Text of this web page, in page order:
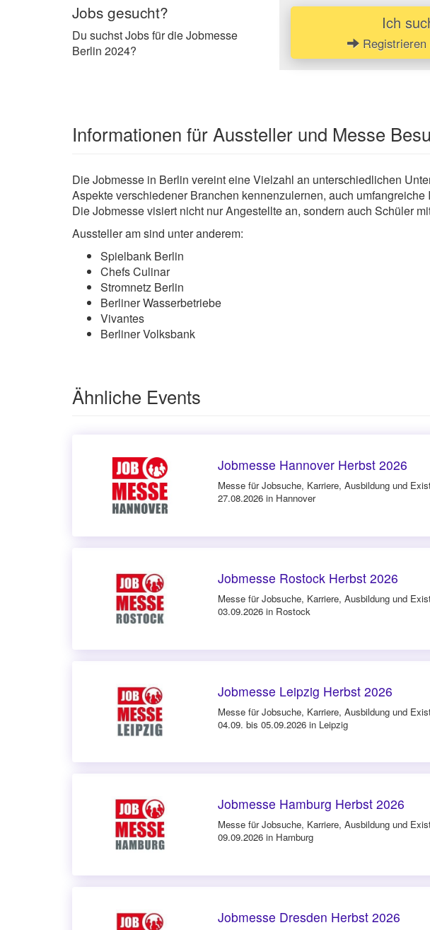
Jobs gesucht?
Du suchst Jobs für die Jobmesse
Berlin 2024?
Ich
Registrieren
Informationen für Aussteller und Messe
Die Jobmesse in Berlin vereint eine Vielzahl an unterschiedlichen
Aspekte verschiedener Branchen kennenzulernen, auch
Die Jobmesse visiert nicht nur Angestellte an, sondern auch Schüler
Aussteller am sind unter anderem:
Spielbank Berlin
Chefs Culinar
Stromnetz Berlin
Berliner Wasserbetriebe
Vivantes
Berliner Volksbank
Ähnliche Events
Jobmesse Hannover Herbst 2026
Messe für Jobsuche, Karriere, Ausbildung und
27.08.2026 in Hannover
Jobmesse Rostock Herbst 2026
Messe für Jobsuche, Karriere, Ausbildung und
03.09.2026 in Rostock
Jobmesse Leipzig Herbst 2026
Messe für Jobsuche, Karriere, Ausbildung und
04.09. bis 05.09.2026 in Leipzig
Jobmesse Hamburg Herbst 2026
Messe für Jobsuche, Karriere, Ausbildung und
09.09.2026 in Hamburg
Jobmesse Dresden Herbst 2026